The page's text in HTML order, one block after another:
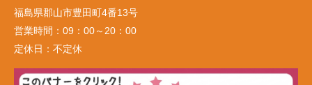
福島県郡山市豊田町4番13号
営業時間： 09：00～20：00
定休日： 不定休